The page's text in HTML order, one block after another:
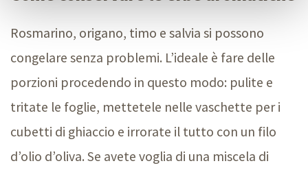
Rosmarino, origano, timo e salvia si possono
congelare senza problemi. L’ideale è fare delle
porzioni procedendo in questo modo: pulite e
tritate le foglie, mettetele nelle vaschette per i
cubetti di ghiaccio e irrorate il tutto con un filo
d’olio d’oliva. Se avete voglia di una miscela di